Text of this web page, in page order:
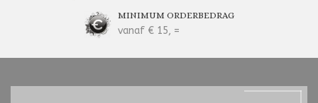
MINIMUM ORDERBEDRAG
vanaf € 15, =